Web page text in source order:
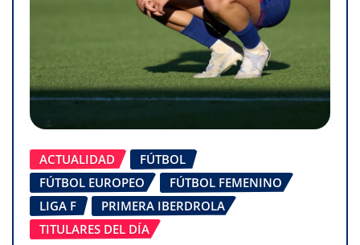
ACTUALIDAD
FÚTBOL
FÚTBOL EUROPEO
FÚTBOL FEMENINO
LIGA F
PRIMERA IBERDROLA
TITULARES DEL DÍA